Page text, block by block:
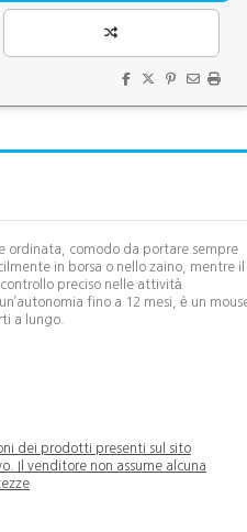
ordinata, comodo da portare sempre
in borsa o nello zaino, mentre il
preciso nelle attività
fino a 12 mesi, è un
a lungo.
dei prodotti presenti sul sito
Il venditore non assume alcuna